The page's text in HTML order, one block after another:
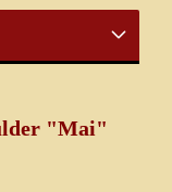
"Mai"